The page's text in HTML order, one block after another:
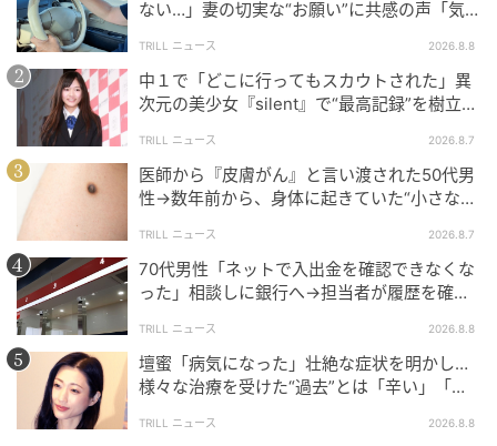
ない…」妻の切実な“お願い”に共感の声「気
TRILL ニュース 2026.8.8
中１で「どこに行ってもスカウトされた」異
次元の美少女『silent』で“最高記録”を樹立し
TRILL ニュース 2026.8.7
医師から『皮膚がん』と言い渡された50代男
性→数年前から、身体に起きていた“小さな異
TRILL ニュース 2026.8.7
70代男性「ネットで入出金を確認できなくな
った」相談しに銀行へ→担当者が履歴を確認
TRILL ニュース 2026.8.8
壇蜜「病気になった」壮絶な症状を明かし…
様々な治療を受けた“過去”とは「辛い」「苦
TRILL ニュース 2026.8.8